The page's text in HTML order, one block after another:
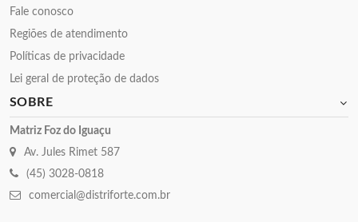
Fale conosco
Regiões de atendimento
Políticas de privacidade
Lei geral de proteção de dados
SOBRE
Matriz Foz do Iguaçu
Av. Jules Rimet 587
(45) 3028-0818
comercial@distriforte.com.br